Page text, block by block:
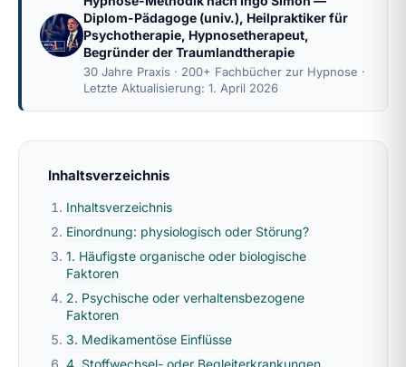
Diplom-Pädagoge (univ.), Heilpraktiker für
Psychotherapie, Hypnosetherapeut,
Begründer der Traumlandtherapie
30 Jahre Praxis · 200+ Fachbücher zur Hypnose ·
Letzte Aktualisierung: 1. April 2026
Inhaltsverzeichnis
Inhaltsverzeichnis
Einordnung: physiologisch oder Störung?
1. Häufigste organische oder biologische
Faktoren
2. Psychische oder verhaltensbezogene
Faktoren
3. Medikamentöse Einflüsse
4. Stoffwechsel- oder Begleiterkrankungen